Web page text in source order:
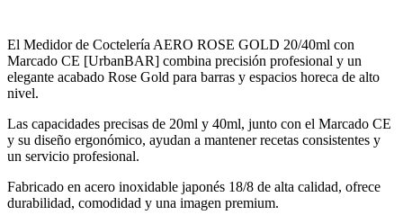
El Medidor de Coctelería AERO ROSE GOLD 20/40ml con
Marcado CE [UrbanBAR] combina precisión profesional y un
elegante acabado Rose Gold para barras y espacios horeca de alto
nivel.
Las capacidades precisas de 20ml y 40ml, junto con el Marcado CE
y su diseño ergonómico, ayudan a mantener recetas consistentes y
un servicio profesional.
Fabricado en acero inoxidable japonés 18/8 de alta calidad, ofrece
durabilidad, comodidad y una imagen premium.